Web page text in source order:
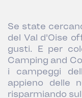
Se state
del Val d'Oise
gusti. E per
Camping and
i campeggi
appieno delle
risparmiando